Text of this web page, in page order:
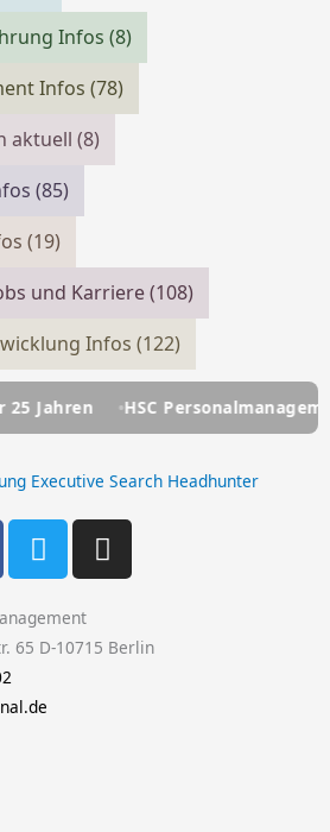
Infos(8)
Infos(78)
aktuell(8)
(85)
(19)
und Karriere(108)
Infos(122)
HSC Personalmanagement -
T
w
i
t
t
r
I
n
s
a
65 D-10715 Berlin